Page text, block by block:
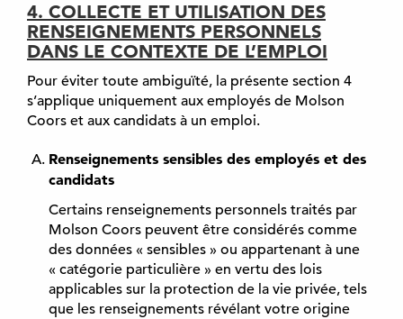
n
e
,
'
o
u
d
a
n
s
u
n
4. COLLECTE ET UTILISATION DES
RENSEIGNEMENTS PERSONNELS
DANS LE CONTEXTE DE L’EMPLOI
Pour éviter toute ambiguïté, la présente section 4
s’applique uniquement aux employés de Molson
Coors et aux candidats à un emploi.
Renseignements sensibles des employés et des
candidats
Certains renseignements personnels traités par
Molson Coors peuvent être considérés comme
des données « sensibles » ou appartenant à une
« catégorie particulière » en vertu des lois
applicables sur la protection de la vie privée, tels
que les renseignements révélant votre origine